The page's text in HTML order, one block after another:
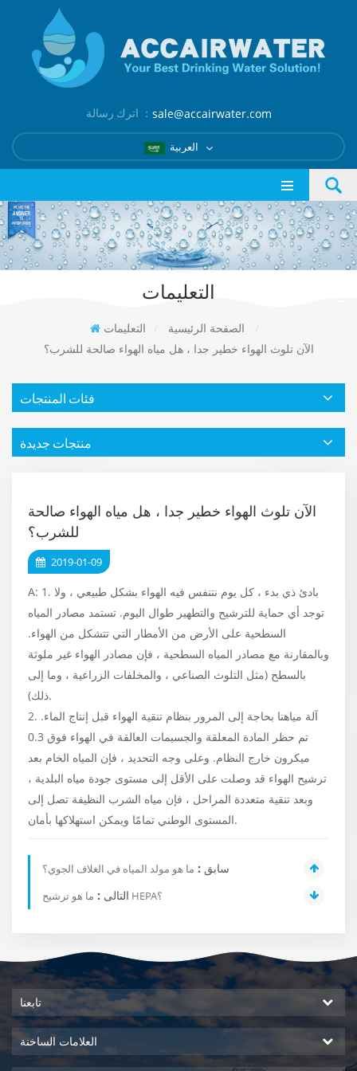
اترك رسالة ： sale@accairwater.com
التعليمات
الصفحة الرئيسية / التعليمات
/
الآن تلوث الهواء خطير جدا ، هل مياه الهواء صالحة للشرب؟
فئات المنتجات
منتجات جديدة
الآن تلوث الهواء خطير جدا ، هل مياه الهواء صالحة
للشرب؟
2019-01-09
A: 1. بادئ ذي بدء ، كل يوم نتنفس فيه الهواء بشكل طبيعي ، ولا
توجد أي حماية للترشيح والتطهير طوال اليوم. تستمد مصادر المياه
السطحية على الأرض من الأمطار التي تتشكل من الهواء.
وبالمقارنة مع مصادر المياه السطحية ، فإن مصادر الهواء غير ملوثة
بالسطح (مثل التلوث الصناعي ، والمخلفات الزراعية ، وما إلى
ذلك).
2. آلة مياهنا بحاجة إلى المرور بنظام تنقية الهواء قبل إنتاج الماء.
تم حظر المادة المعلقة والجسيمات العالقة في الهواء فوق 0.3
ميكرون خارج النظام. وعلى وجه التحديد ، فإن المياه الخام بعد
ترشيح الهواء قد وصلت على الأقل إلى مستوى جودة مياه البلدية ،
وبعد تنقية متعددة المراحل ، فإن مياه الشرب النظيفة تصل إلى
المستوى الوطني تمامًا ويمكن استهلاكها بأمان.
سابق : ما هو مولد المياه في الغلاف الجوي؟
التالى : ما هو ترشيح HEPA؟
تابعنا
العلامات الساخنة